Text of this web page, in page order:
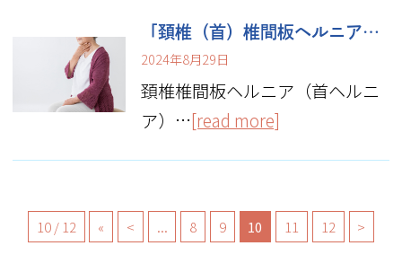
「頚椎（首）椎間板ヘルニア」日常でできる予防・ストレッチについて
2024年8月29日
頚椎椎間板ヘルニア（首ヘルニ
ア）…[read more]
10 / 12 « < ... 8 9 10 11 12 >